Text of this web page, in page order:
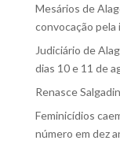
Mesários de
convocação
Judiciário de
dias 10 e 11 de
Renasce
Feminicídios
número em dez